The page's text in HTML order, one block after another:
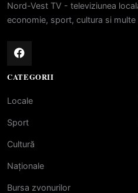
Nord-Vest TV - televiziunea
economie, sport, cultura si multe
CATEGORII
Locale
Sport
Cultură
Naționale
Bursa zvonurilor